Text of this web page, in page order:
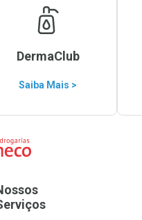
DermaClub
Saiba Mais >